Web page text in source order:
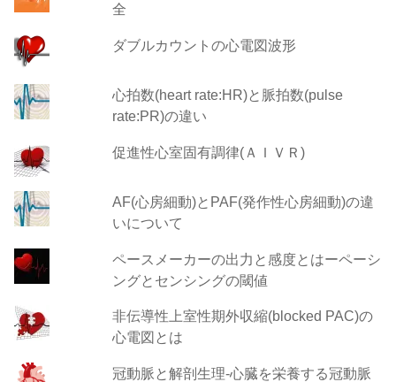
全
ダブルカウントの心電図波形
心拍数(heart rate:HR)と脈拍数(pulse
rate:PR)の違い
促進性心室固有調律(ＡＩＶＲ)
AF(心房細動)とPAF(発作性心房細動)の違
いについて
ペースメーカーの出力と感度とはーペーシ
ングとセンシングの閾値
非伝導性上室性期外収縮(blocked PAC)の
心電図とは
冠動脈と解剖生理-心臓を栄養する冠動脈